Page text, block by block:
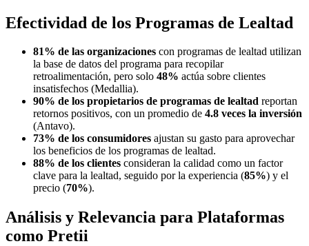
Efectividad de los Programas de Lealtad
81% de las organizaciones con programas de lealtad utilizan
la base de datos del programa para recopilar
retroalimentación, pero solo 48% actúa sobre clientes
insatisfechos (Medallia).
90% de los propietarios de programas de lealtad reportan
retornos positivos, con un promedio de 4.8 veces la inversión
(Antavo).
73% de los consumidores ajustan su gasto para aprovechar
los beneficios de los programas de lealtad.
88% de los clientes consideran la calidad como un factor
clave para la lealtad, seguido por la experiencia (85%) y el
precio (70%).
Análisis y Relevancia para Plataformas
como Pretii